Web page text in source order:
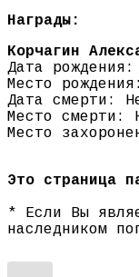
Награды:
Корчагин
Дата
Место
Дата смерти:
Место смерти:
Место
Это страница
* Если Вы
наследником